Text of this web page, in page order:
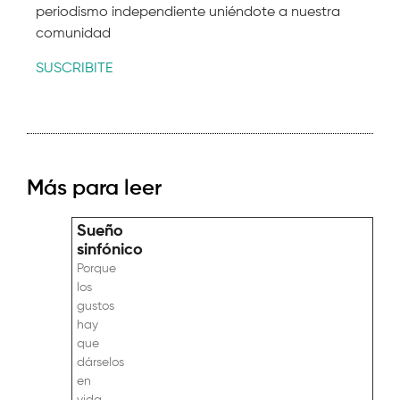
periodismo independiente uniéndote a nuestra
comunidad
SUSCRIBITE
Más para leer
Sueño
sinfónico
Porque
los
gustos
hay
que
dárselos
en